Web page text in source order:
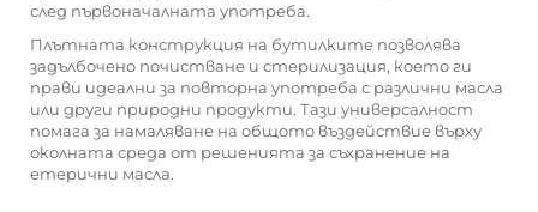
след първоначалната употреба.
Плътната конструкция на бутилките позволява
задълбочено почистване и стерилизация, което ги
прави идеални за повторна употреба с различни масла
или други природни продукти. Тази универсалност
помага за намаляване на общото въздействие върху
околната среда от решенията за съхранение на
етерични масла.